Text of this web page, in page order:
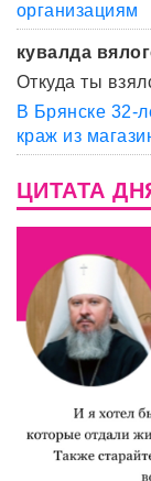
организациям
кувалда
Откуда ты
В Брянске 32-
краж из
ЦИТАТА